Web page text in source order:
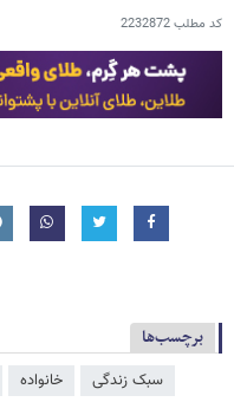
کد مطلب2232872
برچسب‌ها
سبک زندگی خانواده